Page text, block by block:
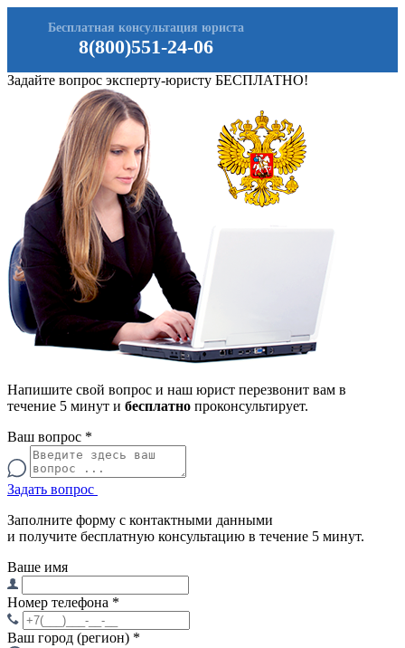
8(800)551-24-06
Бесплатная консультация юриста
Задайте вопрос эксперту-юристу БЕСПЛАТНО!
Напишите свой вопрос и наш юрист перезвонит вам в
течение 5 минут и бесплатно проконсультирует.
Ваш вопрос *
Задать вопрос
Заполните форму с контактными данными
и получите бесплатную консультацию в течение 5 минут.
Ваше имя
Номер телефона *
Ваш город (регион) *